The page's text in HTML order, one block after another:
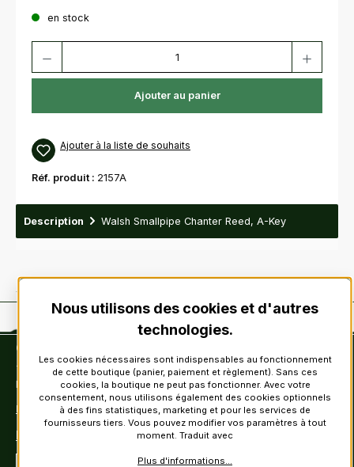
en stock
Ajouter au panier
Ajouter à la liste de souhaits
Réf. produit : 2157A
Description Walsh Smallpipe Chanter Reed, A-Key
Contact
Tel: +49 (0)6222-388030
Fax: +49 (0)6222-388031
E-Mail: info@kiltsandmore.com
Formulaire de contact
Nous utilisons des cookies et d'autres
technologies.
Les cookies nécessaires sont indispensables au fonctionnement
de cette boutique (panier, paiement et règlement). Sans ces
cookies, la boutique ne peut pas fonctionner. Avec votre
consentement, nous utilisons également des cookies optionnels
à des fins statistiques, marketing et pour les services de
fournisseurs tiers. Vous pouvez modifier vos paramètres à tout
moment. Traduit avec
Plus d'informations...